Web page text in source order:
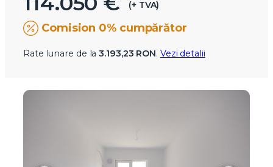
(+ TVA)
Comision 0% cumpărător
Rate lunare de la3.193,23 RON. Vezi detalii